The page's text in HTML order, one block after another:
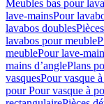
Meubles bas pour
lave-mainsPour
lavabos doubles
lavabos pour meuble
meublePour lave-
mains d’anglePlans
vasquesPour vasque
pour Pour vasque à